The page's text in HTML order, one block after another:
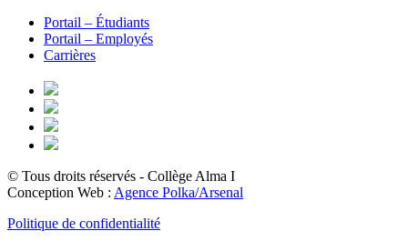
Portail – Étudiants
Portail – Employés
Carrières
© Tous droits réservés - Collège Alma I
Conception Web : Agence Polka/Arsenal
Politique de confidentialité